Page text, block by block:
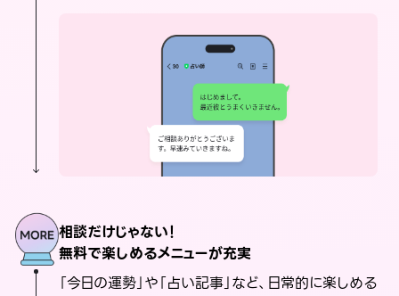
相談だけじゃない！
無料で楽しめるメニューが充実
「今日の運勢」や「占い記事」など、日常的に楽しめる